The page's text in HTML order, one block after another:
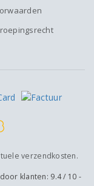
verzendkosten.
door klanten: 9.4/ 10 -